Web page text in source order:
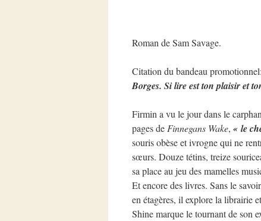
Roman de Sam Savage.
Citation du bandeau promotionnel:
Borges. Si lire est ton plaisir et
Firmin a vu le jour dans le
pages de Finnegans Wake, « le
souris obèse et ivrogne qui ne
sœurs. Douze tétins, treize
sa place au jeu des mamelles
Et encore des livres. Sans le
en étagères, il explore la librairie
Shine marque le tournant de son